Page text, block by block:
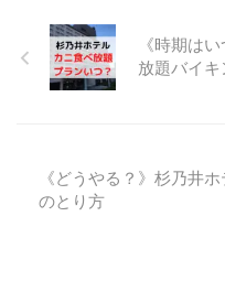
《時期は
放題バイキ
《どうやる？》杉乃井
のとり方